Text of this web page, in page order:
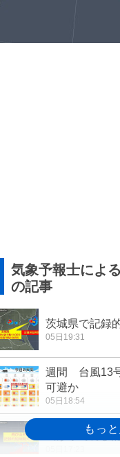
気象予報士によ
の記事
茨城県で記録
05日19:31
週間 台風13
可避か
05日18:54
山形県で再び